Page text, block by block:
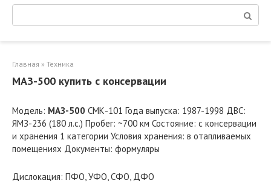
Поиск:
Главная » Техника
МАЗ-500 купить с консервации
Модель: МАЗ-500 СМК-101 Года выпуска: 1987-1998 ДВС:
ЯМЗ-236 (180 л.с.) Пробег: ~700 км Состояние: с консервации
и хранения 1 категории Условия хранения: в отапливаемых
помещениях Документы: формуляры
Дислокация: ПФО, УФО, СФО, ДФО